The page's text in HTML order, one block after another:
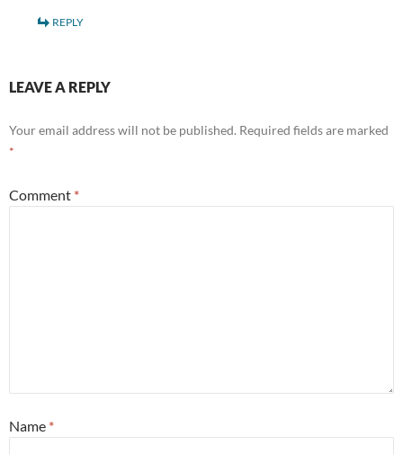
REPLY
LEAVE A REPLY
Your email address will not be published. Required fields are marked
*
Comment *
Name *